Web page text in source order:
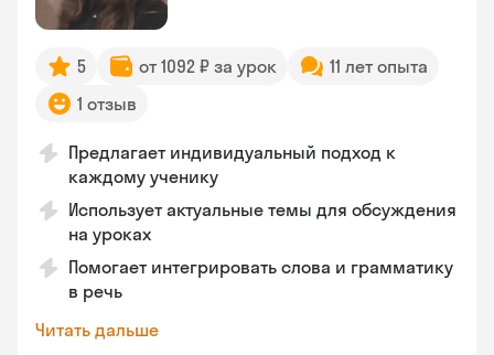
5 от 1092 ₽ за урок
11 лет опыта
1 отзыв
Предлагает индивидуальный подход к
каждому ученику
Использует актуальные темы для обсуждения
на уроках
Помогает интегрировать слова и грамматику
в речь
Читать дальше